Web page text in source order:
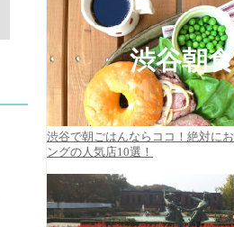
渋谷朝食
渋谷で朝ごはんならココ！絶対に
ングの人気店10選！